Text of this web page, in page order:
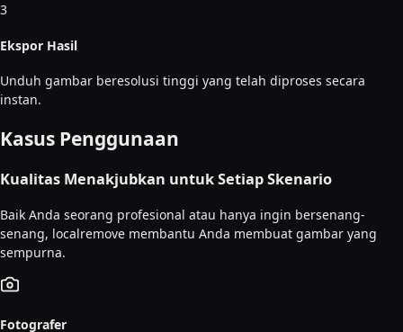
3
Ekspor Hasil
Unduh gambar beresolusi tinggi yang telah diproses secara
instan.
Kasus Penggunaan
Kualitas Menakjubkan untuk Setiap Skenario
Baik Anda seorang profesional atau hanya ingin bersenang-
senang, localremove membantu Anda membuat gambar yang
sempurna.
Fotografer